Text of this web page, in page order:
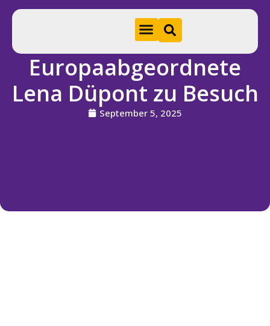
Hom
e
A
Europaabgeordnete
Lena Düpont zu Besuch
September 5, 2025